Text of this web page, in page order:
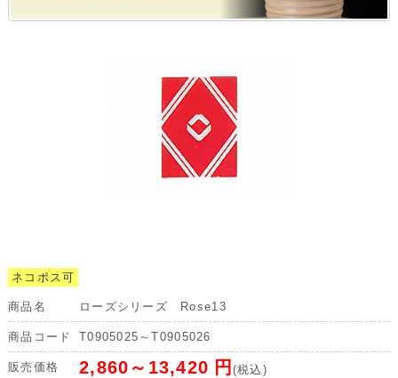
ネコポス可
商品名 ローズシリーズ Rose13
商品コード T0905025～T0905026
販売価格 2,860～13,420 円 (税込)